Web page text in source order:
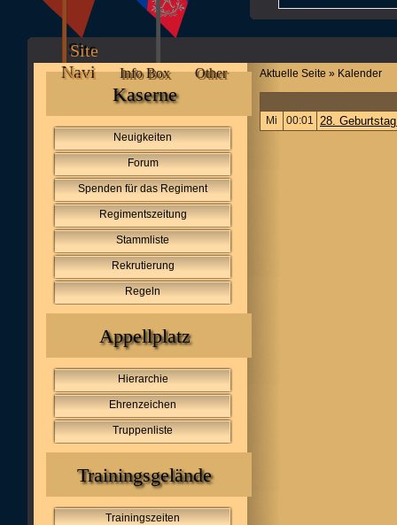
Site
Navi
Info Box Other
Kaserne
Neuigkeiten
Forum
Spenden für das Regiment
Regimentszeitung
Stammliste
Rekrutierung
Regeln
Appellplatz
Hierarchie
Ehrenzeichen
Truppenliste
Trainingsgelände
Trainingszeiten
Aktuelle Seite » Kalender
Mi 00:01 28.